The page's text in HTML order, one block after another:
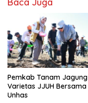
Baca Juga
Pemkab Tanam Jagung
Varietas JJUH Bersama
Unhas